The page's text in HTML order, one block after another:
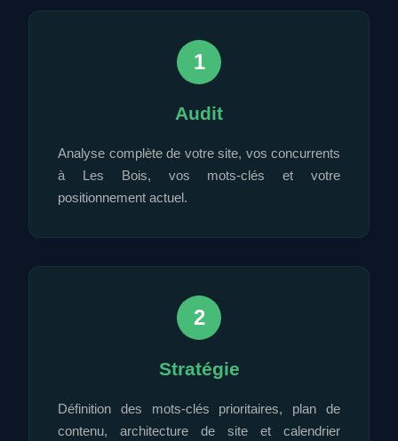
1
Audit
Analyse complète de votre site, vos concurrents
à Les Bois, vos mots-clés et votre
positionnement actuel.
2
Stratégie
Définition des mots-clés prioritaires, plan de
contenu, architecture de site et calendrier